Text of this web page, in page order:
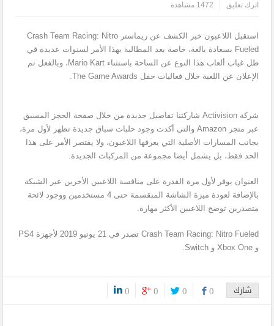
اترك تعليق
1472 مشاهدة
استقبل اللاعبون خبر الكشف عن ريماستر Crash Team Racing: Nitro
Fueled بسعادة بالغة، خاصة بعد المطالبة بهذا الأمر لسنوات عديدة في
ظل غياب ألعاب هذا النوع عن الساحة باستثناء Mario Kart، وبالفعل تم
الإعلان عن اللعبة خلال فعاليات حفل The Game Awards.
شركة Activision شاركتنا تفاصيل جديدة من خلال صفحة الحجز المسبق
عبر متجر Amazon والتي أكدت وجود حلبات سباق جديدة تظهر لأول مرة،
بجانب المسارات الأصلية التي يعرفها اللاعبون، ولا يقتصر الأمر على هذا
الحد فقط، بل يشمل أيضا مجموعة من المركبات الجديدة.
العنوان يوفر لأول مرة القدرة على منافسة اللاعبين الأخرين عبر الشبكة
بالإضافة لعودة ميزة الشاشة المنقسمة حتى 4 مستخدمين ووجود لائحة
متصدرين توضح اللاعبين الأكثر مهارة.
Crash Team Racing: Nitro Fueled تصدر في 21 يونيو 2019 لأجهزة PS4
و Xbox One و Switch.
شارك 0
0
0
0